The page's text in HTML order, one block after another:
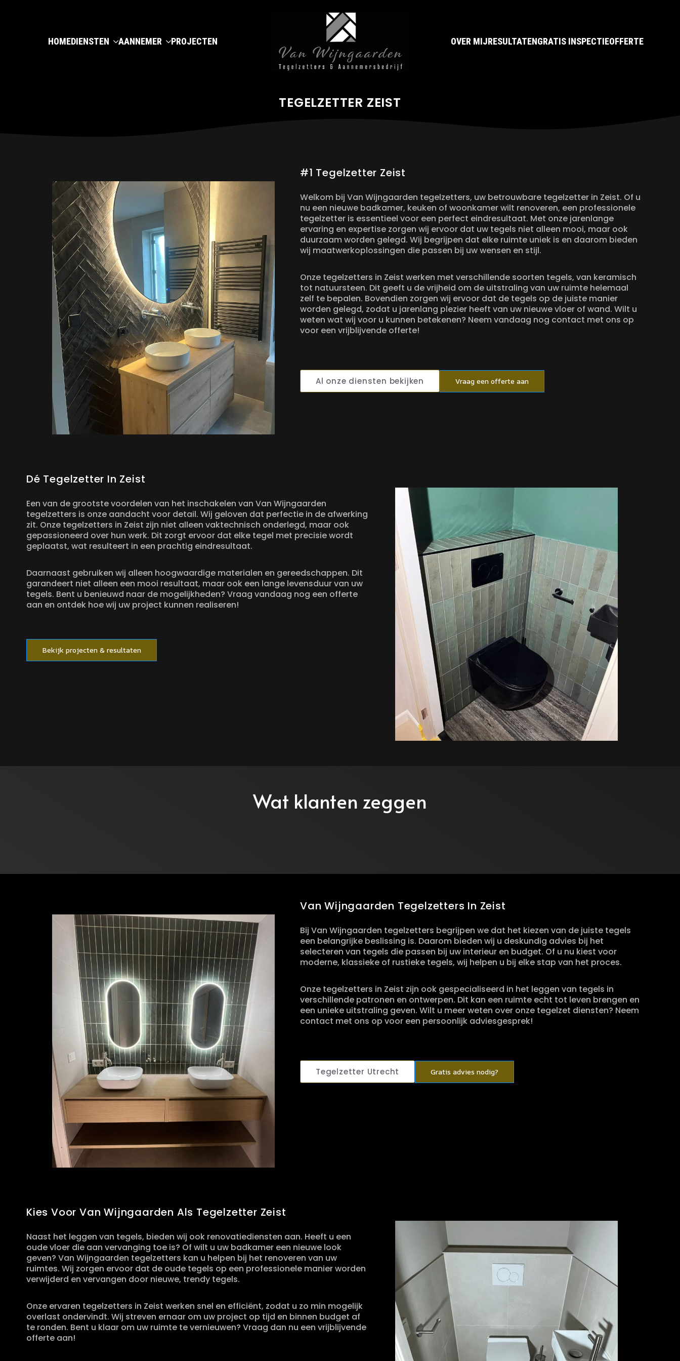
HOMEDIENSTEN AANNEMER PROJECTEN OVER MIJRESULTATENGRATIS INSPECTIEOFFERTE
TEGELZETTER ZEIST
#1 Tegelzetter Zeist
Welkom bij Van Wijngaarden tegelzetters, uw betrouwbare tegelzetter in Zeist. Of u
nu een nieuwe badkamer, keuken of woonkamer wilt renoveren, een professionele
tegelzetter is essentieel voor een perfect eindresultaat. Met onze jarenlange
ervaring en expertise zorgen wij ervoor dat uw tegels niet alleen mooi, maar ook
duurzaam worden gelegd. Wij begrijpen dat elke ruimte uniek is en daarom bieden
wij maatwerkoplossingen die passen bij uw wensen en stijl.
Onze tegelzetters in Zeist werken met verschillende soorten tegels, van keramisch
tot natuursteen. Dit geeft u de vrijheid om de uitstraling van uw ruimte helemaal
zelf te bepalen. Bovendien zorgen wij ervoor dat de tegels op de juiste manier
worden gelegd, zodat u jarenlang plezier heeft van uw nieuwe vloer of wand. Wilt u
weten wat wij voor u kunnen betekenen? Neem vandaag nog contact met ons op
voor een vrijblijvende offerte!
Al onze diensten bekijken Vraag een offerte aan
Dé Tegelzetter In Zeist
Een van de grootste voordelen van het inschakelen van Van Wijngaarden
tegelzetters is onze aandacht voor detail. Wij geloven dat perfectie in de afwerking
zit. Onze tegelzetters in Zeist zijn niet alleen vaktechnisch onderlegd, maar ook
gepassioneerd over hun werk. Dit zorgt ervoor dat elke tegel met precisie wordt
geplaatst, wat resulteert in een prachtig eindresultaat.
Daarnaast gebruiken wij alleen hoogwaardige materialen en gereedschappen. Dit
garandeert niet alleen een mooi resultaat, maar ook een lange levensduur van uw
tegels. Bent u benieuwd naar de mogelijkheden? Vraag vandaag nog een offerte
aan en ontdek hoe wij uw project kunnen realiseren!
Bekijk projecten & resultaten
Wat klanten zeggen
Van Wijngaarden Tegelzetters In Zeist
Bij Van Wijngaarden tegelzetters begrijpen we dat het kiezen van de juiste tegels
een belangrijke beslissing is. Daarom bieden wij u deskundig advies bij het
selecteren van tegels die passen bij uw interieur en budget. Of u nu kiest voor
moderne, klassieke of rustieke tegels, wij helpen u bij elke stap van het proces.
Onze tegelzetters in Zeist zijn ook gespecialiseerd in het leggen van tegels in
verschillende patronen en ontwerpen. Dit kan een ruimte echt tot leven brengen en
een unieke uitstraling geven. Wilt u meer weten over onze tegelzet diensten? Neem
contact met ons op voor een persoonlijk adviesgesprek!
Tegelzetter Utrecht Gratis advies nodig?
Kies Voor Van Wijngaarden Als Tegelzetter Zeist
Naast het leggen van tegels, bieden wij ook renovatiediensten aan. Heeft u een
oude vloer die aan vervanging toe is? Of wilt u uw badkamer een nieuwe look
geven? Van Wijngaarden tegelzetters kan u helpen bij het renoveren van uw
ruimtes. Wij zorgen ervoor dat de oude tegels op een professionele manier worden
verwijderd en vervangen door nieuwe, trendy tegels.
Onze ervaren tegelzetters in Zeist werken snel en efficiënt, zodat u zo min mogelijk
overlast ondervindt. Wij streven ernaar om uw project op tijd en binnen budget af
te ronden. Bent u klaar om uw ruimte te vernieuwen? Vraag dan nu een vrijblijvende
offerte aan!